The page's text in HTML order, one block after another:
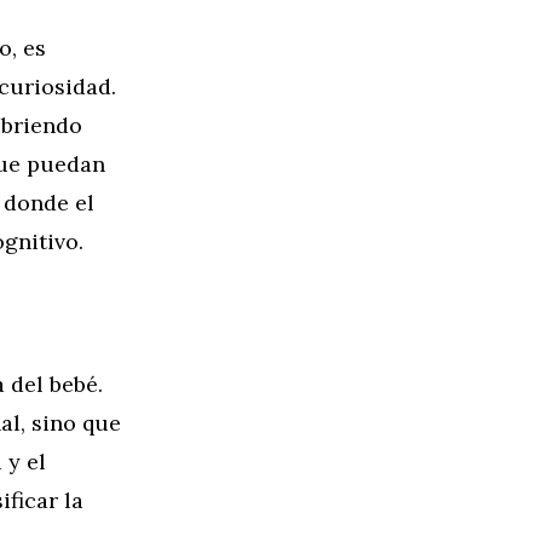
es
puedan
el
bebé.
sino que
y el
la